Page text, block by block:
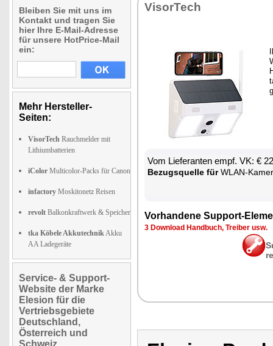
Bleiben Sie mit uns im
Kontakt und tragen Sie
hier Ihre E-Mail-Adresse
für unsere HotPrice-Mail
ein:
Mehr Hersteller-
Seiten:
VisorTech Rauchmelder mit
Lithiumbatterien
iColor Multicolor-Packs für Canon
infactory Moskitonetz Reisen
revolt Balkonkraftwerk & Speicher
tka Köbele AkkutechnikAkku
AA Ladegeräte
Service- & Support-
Website der Marke
Elesion für die
Vertriebsgebiete
Deutschland,
Österreich und
Schweiz
Vi­sor­Tech
Vom Lie­fe­ran­ten empf. VK: €
Be­zugs­quel­le fürWLAN-
Vor­han­de­ne Sup­port-
3 Down­load Hand­buch, Trei­ber usw.